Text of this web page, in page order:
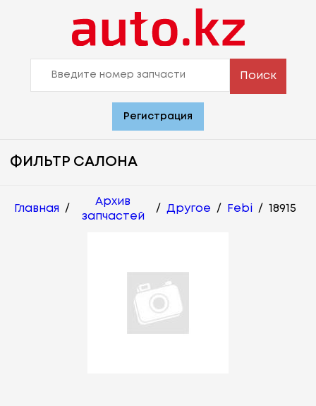
Поиск
Регистрация
ФИЛЬТР САЛОНА
Главная /
Архив
запчастей
/ Другое / Febi / 18915